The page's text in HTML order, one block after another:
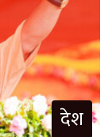
देश